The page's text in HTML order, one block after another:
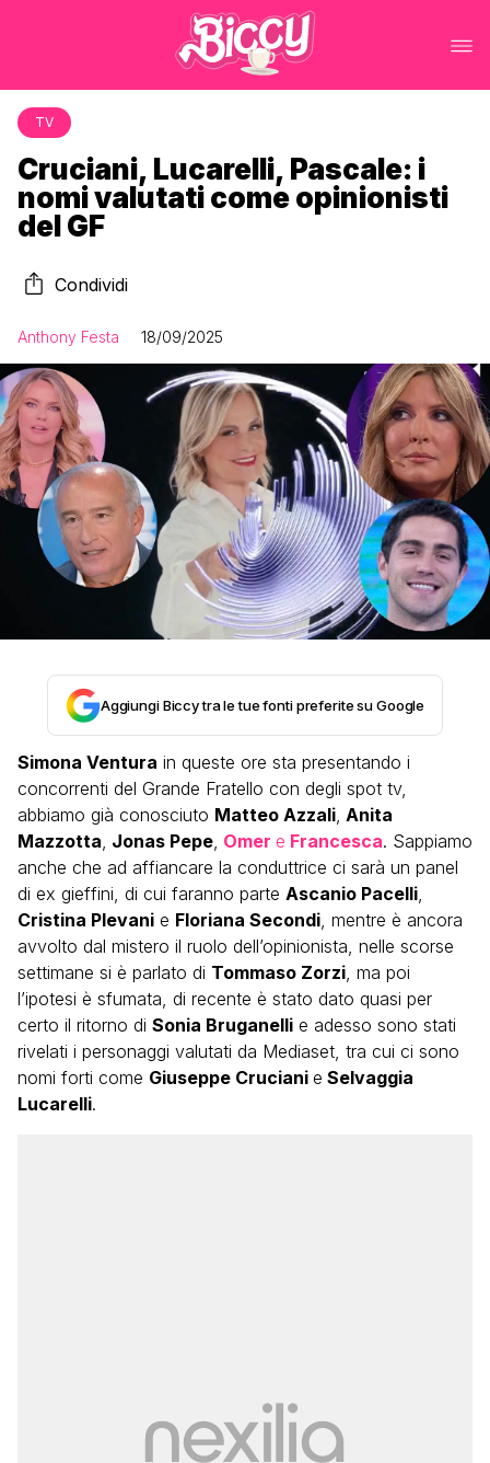
TV
Cruciani, Lucarelli, Pascale: i
nomi valutati come opinionisti
del GF
Condividi
Anthony Festa 18/09/2025
Aggiungi Biccy tra le tue fonti preferite su Google
Simona Ventura in queste ore sta presentando i
concorrenti del Grande Fratello con degli spot tv,
abbiamo già conosciuto Matteo Azzali, Anita
Mazzotta, Jonas Pepe, Omer e Francesca. Sappiamo
anche che ad affiancare la conduttrice ci sarà un panel
di ex gieffini, di cui faranno parte Ascanio Pacelli,
Cristina Plevani e Floriana Secondi, mentre è ancora
avvolto dal mistero il ruolo dell’opinionista, nelle scorse
settimane si è parlato di Tommaso Zorzi, ma poi
l’ipotesi è sfumata, di recente è stato dato quasi per
certo il ritorno di Sonia Bruganelli e adesso sono stati
rivelati i personaggi valutati da Mediaset, tra cui ci sono
nomi forti come Giuseppe Cruciani e Selvaggia
Lucarelli.